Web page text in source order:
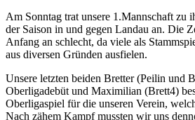
Am Sonntag trat unsere 1.Mannschaft zu
der Saison in und gegen Landau an. Die
Anfang an schlecht, da viele als
aus diversen Gründen ausfielen.
Unsere letzten beiden Bretter (Peilin und
Oberligadebüt und Maximilian (Brett4)
Oberligaspiel für die unseren Verein,
Nach zähem Kampf mussten wir uns